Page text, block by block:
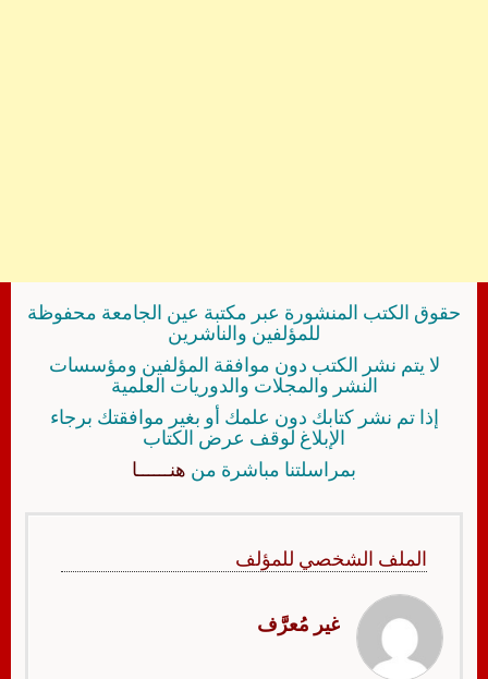
حقوق الكتب المنشورة عبر مكتبة عين الجامعة محفوظة
للمؤلفين والناشرين
لا يتم نشر الكتب دون موافقة المؤلفين ومؤسسات
النشر والمجلات والدوريات العلمية
إذا تم نشر كتابك دون علمك أو بغير موافقتك برجاء
الإبلاغ لوقف عرض الكتاب
بمراسلتنا مباشرة من هنــــــا
الملف الشخصي للمؤلف
غير مُعرَّف